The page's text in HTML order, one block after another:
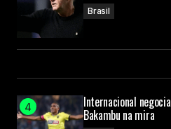
Brasil
Internacional
Bakambu na mira